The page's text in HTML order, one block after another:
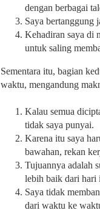
dengan berbagai
Saya bertanggung
Kehadiran saya di
untuk saling
Sementara itu, bagian
waktu, mengandung
Kalau semua
tidak saya punyai.
Karena itu saya
bawahan, rekan
Tujuannya adalah
lebih baik dari hari
Saya tidak
dari waktu ke